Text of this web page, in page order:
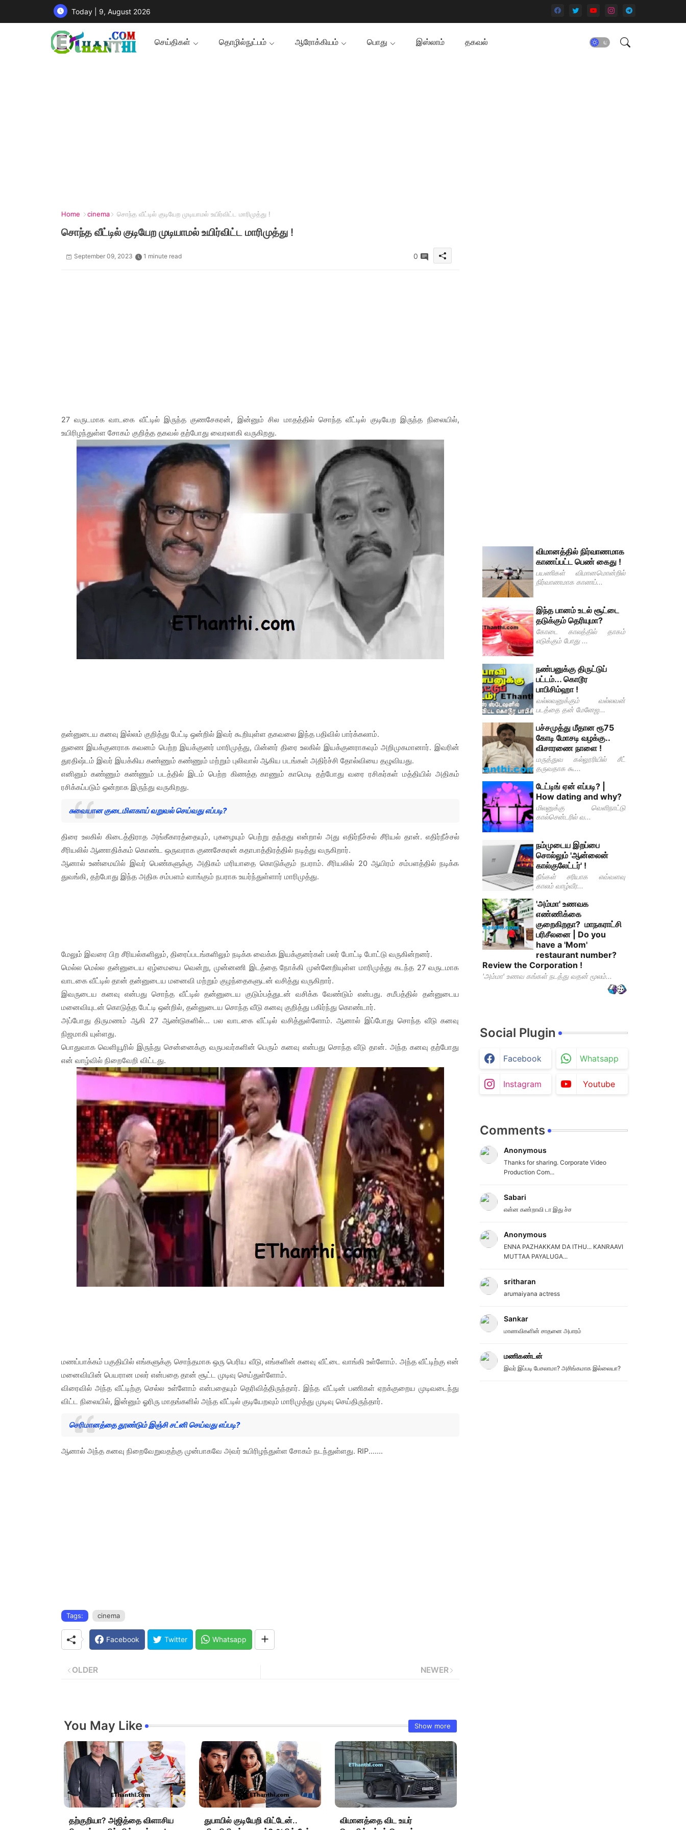
Today | 9, August 2026
செய்திகள் தொழில்நுட்பம் ஆரோக்கியம் பொது இஸ்லாம் தகவல்
Home cinema சொந்த வீட்டில் குடியேற முடியாமல் உயிர்விட்ட மாரிமுத்து !
சொந்த வீட்டில் குடியேற முடியாமல் உயிர்விட்ட மாரிமுத்து !
September 09, 2023 1 minute read 0
27 வருடமாக வாடகை வீட்டில் இருந்த குணசேகரன், இன்னும் சில மாதத்தில் சொந்த வீட்டில் குடியேற இருந்த நிலையில்,
உயிரிழந்துள்ள சோகம் குறித்த தகவல் தற்போது வைரலாகி வருகிறது.
தன்னுடைய கனவு இல்லம் குறித்து பேட்டி ஒன்றில் இவர் கூறியுள்ள தகவலை இந்த பதிவில் பார்க்கலாம்.
துணை இயக்குனராக கவனம் பெற்ற இயக்குனர் மாரிமுத்து, பின்னர் திரை உலகில் இயக்குனராகவும் அறிமுகமானார். இவரின்
துரதிஷ்டம் இவர் இயக்கிய கண்ணும் கண்ணும் மற்றும் புலிவால் ஆகிய படங்கள் அதிர்ச்சி தோல்வியை தழுவியது.
எனினும் கண்ணும் கண்ணும் படத்தில் இடம் பெற்ற கிணத்த காணும் காமெடி தற்போது வரை ரசிகர்கள் மத்தியில் அதிகம்
ரசிக்கப்படும் ஒன்றாக இருந்து வருகிறது.
சுவையான குடைமிளகாய் வறுவல் செய்வது எப்படி?
திரை உலகில் கிடைத்திராத அங்கீகாரத்தையும், புகழையும் பெற்று தந்தது என்றால் அது எதிர்நீச்சல் சீரியல் தான். எதிர்நீச்சல்
சீரியலில் ஆணாதிக்கம் கொண்ட ஒருவராக குணசேகரன் கதாபாத்திரத்தில் நடித்து வருகிறார்.
ஆனால் உண்மையில் இவர் பெண்களுக்கு அதிகம் மரியாதை கொடுக்கும் நபராம். சீரியலில் 20 ஆயிரம் சம்பளத்தில் நடிக்க
துவங்கி, தற்போது இந்த அதிக சம்பளம் வாங்கும் நபராக உயர்ந்துள்ளார் மாரிமுத்து.
மேலும் இவரை பிற சீரியல்களிலும், திரைப்படங்களிலும் நடிக்க வைக்க இயக்குனர்கள் பலர் போட்டி போட்டு வருகின்றனர்.
மெல்ல மெல்ல தன்னுடைய ஏழ்மையை வென்று, முன்னணி இடத்தை நோக்கி முன்னேறியுள்ள மாரிமுத்து கடந்த 27 வருடமாக
வாடகை வீட்டில் தான் தன்னுடைய மனைவி மற்றும் குழந்தைகளுடன் வசித்து வருகிறார்.
இவருடைய கனவு என்பது சொந்த வீட்டில் தன்னுடைய குடும்பத்துடன் வசிக்க வேண்டும் என்பது. சமீபத்தில் தன்னுடைய
மனைவியுடன் கொடுத்த பேட்டி ஒன்றில், தன்னுடைய சொந்த வீடு கனவு குறித்து பகிர்ந்து கொண்டார்.
அப்போது திருமணம் ஆகி 27 ஆண்டுகளில்... பல வாடகை வீட்டில் வசித்துள்ளோம். ஆனால் இப்போது சொந்த வீடு கனவு
நிஜமாகி யுள்ளது.
பொதுவாக வெளியூரில் இருந்து சென்னைக்கு வருபவர்களின் பெரும் கனவு என்பது சொந்த வீடு தான். அந்த கனவு தற்போது
என் வாழ்வில் நிறைவேறி விட்டது.
மணப்பாக்கம் பகுதியில் எங்களுக்கு சொந்தமாக ஒரு பெரிய வீடு, எங்களின் கனவு வீட்டை வாங்கி உள்ளோம். அந்த வீட்டிற்கு என்
மனைவியின் பெயரான மலர் என்பதை தான் சூட்ட முடிவு செய்துள்ளோம்.
விரைவில் அந்த வீட்டிற்கு செல்ல உள்ளோம் என்பதையும் தெரிவித்திருந்தார். இந்த வீட்டின் பணிகள் ஏறக்குறைய முடிவடைந்து
விட்ட நிலையில், இன்னும் ஓரிரு மாதங்களில் அந்த வீட்டில் குடியேறவும் மாரிமுத்து முடிவு செய்திருந்தார்.
செரிமானத்தை தூண்டும் இஞ்சி சட்னி செய்வது எப்படி?
ஆனால் அந்த கனவு நிறைவேறுவதற்கு முன்பாகவே அவர் உயிரிழந்துள்ள சோகம் நடந்துள்ளது. RIP.......
Tags: cinema
Facebook Twitter Whatsapp
NEWER
OLDER
You May Like Show more
தற்குறியா? அஜித்தை விளாசிய
துபாயில் குடியேறி விட்டேன்..
விமானத்தை விட உயர்
விமானத்தில் நிர்வாணமாக
காணப்பட்ட பெண் கைது !
பயணிகள் விமானமொன்றில்
நிர்வாணமாக காணப்...
இந்த பானம் உடல் சூட்டை
தடுக்கும் தெரியுமா?
கோடை காலத்தில் தாகம்
எடுக்கும் போது ...
நண்பனுக்கு திருட்டுப்
பட்டம்... கொடூர
பாபிசிம்ஹா !
வல்லவனுக்கும் வல்லவன்
படத்தை தன் மேனேஜ...
பச்சமுத்து மீதான ரூ75
கோடி மோசடி வழக்கு..
விசாரணை நாளை !
மருத்துவ கல்லூரியில் சீட்
தருவதாக கூ...
டேட்டிங் ஏன் எப்படி? |
How dating and why?
மிலனுக்கு வெளிநாட்டு
கால்சென்டரில் வ...
நம்முடைய இறப்பை
சொல்லும் 'ஆன்லைன்
கால்குலேட்டர்' !
நீங்கள் சரியாக எவ்வளவு
காலம் வாழ்வீர...
'அம்மா' உணவக
எண்ணிக்கை
குறைகிறதா? மாநகராட்சி
பரிசீலனை | Do you
have a 'Mom'
restaurant number?
Review the Corporation !
'அம்மா' உணவ கங்கள் நடத்து வதன் மூலம்...
Social Plugin
Facebook Whatsapp
Instagram Youtube
Comments
Anonymous
Thanks for sharing. Corporate Video
Production Com...
Sabari
என்ன கண்றாவி டா இது ச்ச
Anonymous
ENNA PAZHAKKAM DA ITHU... KANRAAVI
MUTTAA PAYALUGA...
sritharan
arumaiyana actress
Sankar
மாணவிகளின் சாதனை அபாரம்
மணிகண்டன்
இவர் இப்படி பேசலாமா? அசிங்கமாக இல்லையா?